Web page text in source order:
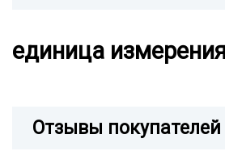
единица
Отзывы покупателей